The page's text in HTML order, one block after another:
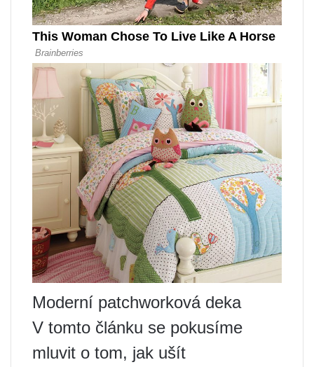
Moderní patchworková deka
V tomto článku se pokusíme
mluvit o tom, jak ušít